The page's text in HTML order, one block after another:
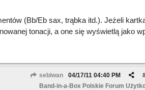
(Bb/Eb sax, trąbka itd.). Jeżeli
tonacji, a one się wyświetlą jako
sebiwan 04/17/11 04:40 PM
Band-in-a-Box Polskie Forum